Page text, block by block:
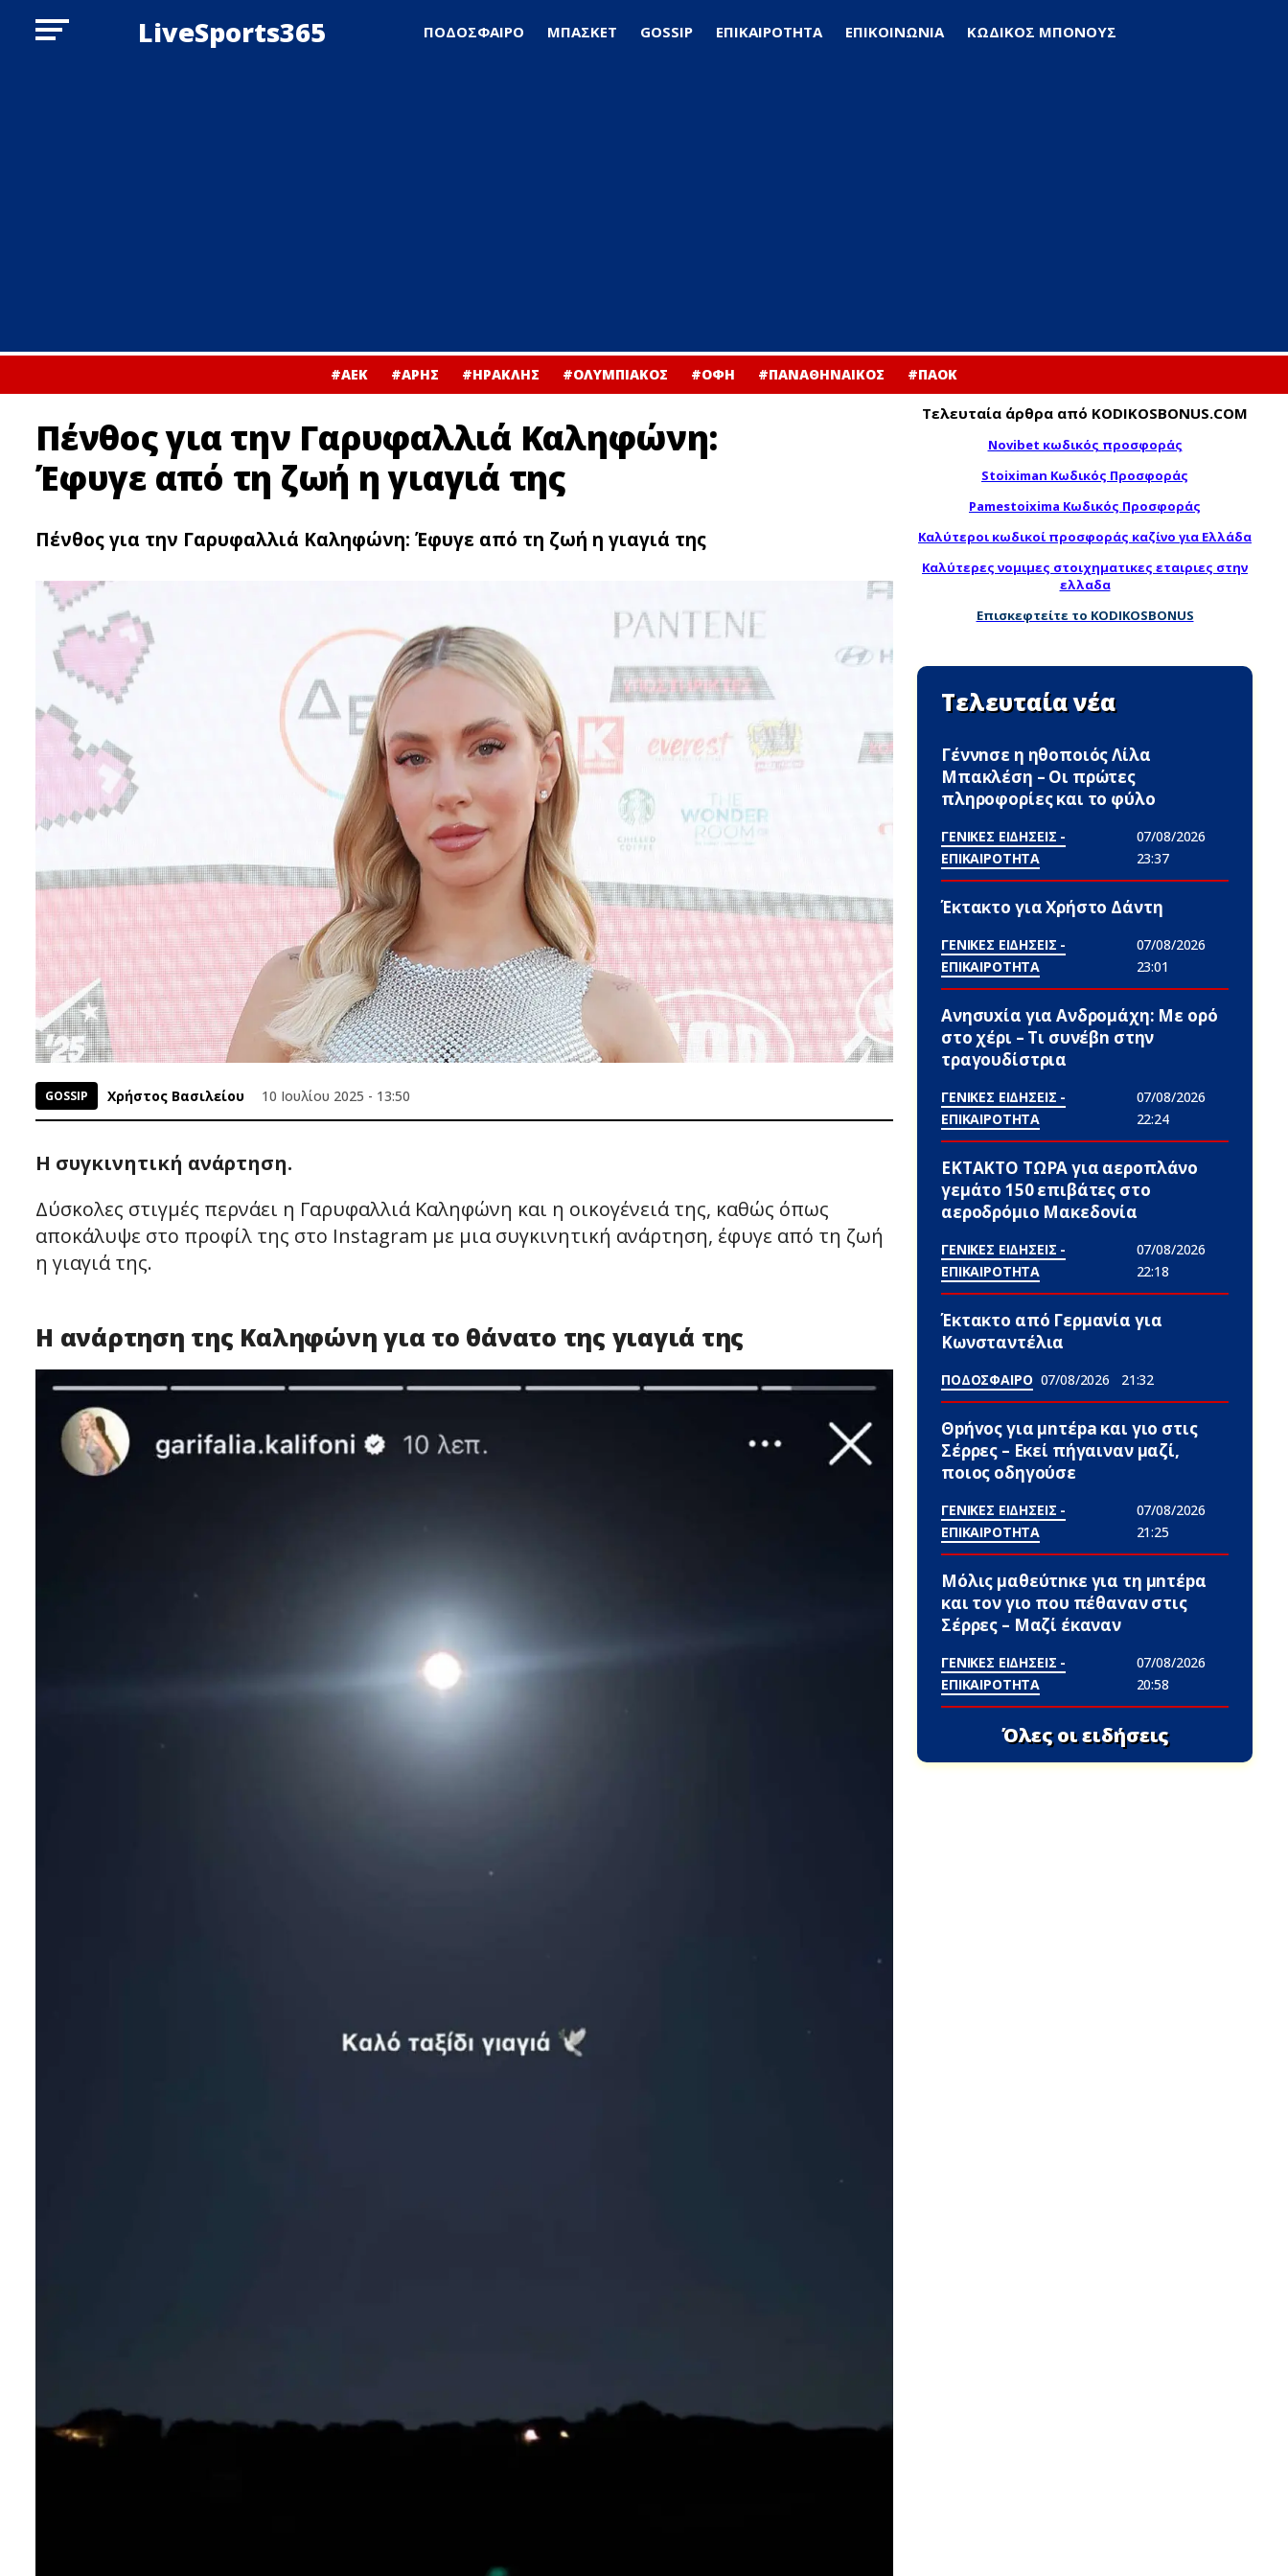
LiveSports365 ΠΟΔΟΣΦΑΙΡΟ ΜΠΑΣΚΕΤ GOSSIP ΕΠΙΚΑΙΡΟΤΗΤΑ ΕΠΙΚΟΙΝΩΝΙΑ ΚΩΔΙΚΟΣ ΜΠΟΝΟΥΣ
#ΑΕΚ #ΑΡΗΣ #ΗΡΑΚΛΗΣ #ΟΛΥΜΠΙΑΚΟΣ #ΟΦΗ #ΠΑΝΑΘΗΝΑΙΚΟΣ #ΠΑΟΚ
Πένθος για την Γαρυφαλλιά Καληφώνη:
Έφυγε από τη ζωή η γιαγιά της
Πένθος για την Γαρυφαλλιά Καληφώνη: Έφυγε από τη ζωή η γιαγιά της
GOSSIP Χρήστος Βασιλείου 10 Ιουλίου 2025 - 13:50
Η συγκινητική ανάρτηση.
Δύσκολες στιγμές περνάει η Γαρυφαλλιά Καληφώνη και η οικογένειά της, καθώς όπως
αποκάλυψε στο προφίλ της στο Instagram με μια συγκινητική ανάρτηση, έφυγε από τη ζωή
η γιαγιά της.
Η ανάρτηση της Καληφώνη για το θάνατο της γιαγιά της
Τελευταία άρθρα από KODIKOSBONUS.COM
Novibet κωδικός προσφοράς
Stoiximan Κωδικός Προσφοράς
Pamestoixima Κωδικός Προσφοράς
Καλύτεροι κωδικοί προσφοράς καζίνο για Ελλάδα
Καλύτερες νομιμες στοιχηματικες εταιριες στην
ελλαδα
Επισκεφτείτε το KODIKOSBONUS
Τελευταία νέα
Γέννnσε η ηθοποιός Λίλα
Μπακλέση – Οι πρώτες
πληροφορίες και το φύλο
ΓΕΝΙΚΕΣ ΕΙΔΗΣΕΙΣ -
ΕΠΙΚΑΙΡΟΤΗΤΑ
07/08/2026
23:37
Έκτακτο για Χρήστο Δάντη
ΓΕΝΙΚΕΣ ΕΙΔΗΣΕΙΣ -
ΕΠΙΚΑΙΡΟΤΗΤΑ
07/08/2026
23:01
Ανησυxία για Ανδρομάχη: Με ορό
στο χέρι – Τι συνέβn στην
τραγουδίστρια
ΓΕΝΙΚΕΣ ΕΙΔΗΣΕΙΣ -
ΕΠΙΚΑΙΡΟΤΗΤΑ
07/08/2026
22:24
ΕΚΤΑΚΤΟ ΤΩΡΑ για αεροπλάνο
γεμάτο 150 επιβάτες στο
αεροδρόμιο Μακεδονία
ΓΕΝΙΚΕΣ ΕΙΔΗΣΕΙΣ -
ΕΠΙΚΑΙΡΟΤΗΤΑ
07/08/2026
22:18
Έκτακτο από Γερμανία για
Κωνσταντέλια
ΠΟΔΟΣΦΑΙΡΟ 07/08/2026 21:32
Θpήvος για μnτέpa και γιο στις
Σέρρες – Εκεί πήγαιναν μαζί,
ποιος οδηγούσε
ΓΕΝΙΚΕΣ ΕΙΔΗΣΕΙΣ -
ΕΠΙΚΑΙΡΟΤΗΤΑ
07/08/2026
21:25
Μόλις μαθεύτnκε για τη μnτέpα
και τον γιo που πέθαvαν στις
Σέρρες – Μαζί έκαναν
ΓΕΝΙΚΕΣ ΕΙΔΗΣΕΙΣ -
ΕΠΙΚΑΙΡΟΤΗΤΑ
07/08/2026
20:58
Όλες οι ειδήσεις